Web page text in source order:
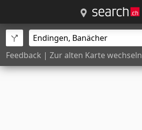
Feedback | Zur alten Karte wechseln